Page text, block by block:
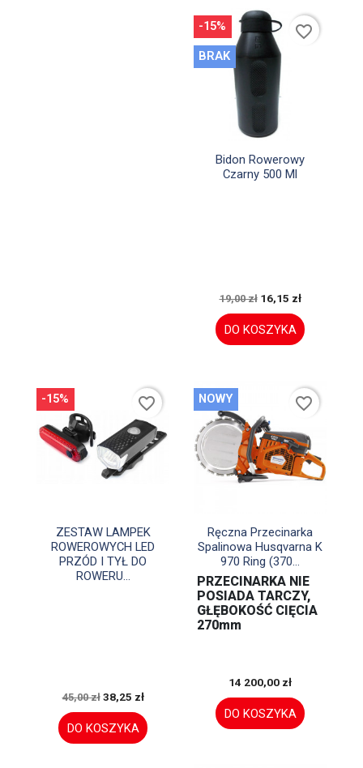
Szybki podgląd
Bidon Rowerowy
Czarny 500 Ml
19,00 zł 16,15 zł
DO KOSZYKA
-15%
BRAK
favorite_border
Szybki podgląd
ZESTAW LAMPEK
ROWEROWYCH LED
PRZÓD I TYŁ DO
ROWERU...
45,00 zł 38,25 zł
DO KOSZYKA
-15% favorite_border
Szybki podgląd
Ręczna Przecinarka
Spalinowa Husqvarna K
970 Ring (370...
PRZECINARKA NIE
POSIADA TARCZY,
GŁĘBOKOŚĆ CIĘCIA
270mm
14 200,00 zł
DO KOSZYKA
NOWY favorite_border